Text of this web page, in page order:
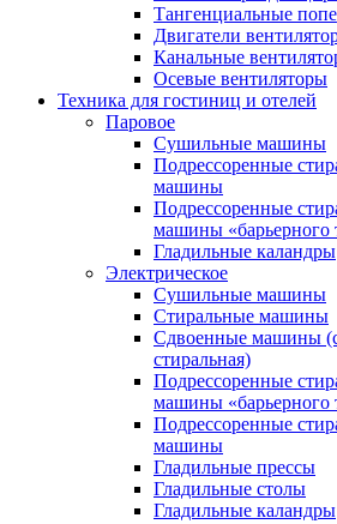
Тангенциальные
Двигатели
Канальные
Осевые вентиляторы
Техника для гостиниц и отелей
Паровое
Cушильные машины
Подрессоренные
машины
Подрессоренные
машины «барьерного
Гладильные каландры
Электрическое
Сушильные машины
Стиральные машины
Сдвоенные машины
стиральная)
Подрессоренные
машины «барьерного
Подрессоренные
машины
Гладильные прессы
Гладильные столы
Гладильные каландры